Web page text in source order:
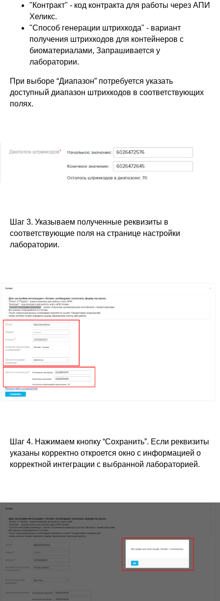
"Контракт" - код контракта для работы через АПИ
Хеликс.
"Способ генерации штрихкода" - вариант
получения штрихкодов для контейнеров с
биоматериалами, Запрашивается у
лаборатории.
При выборе “Диапазон” потребуется указать
доступный диапазон штрихкодов в соответствующих
полях.
Шаг 3. Указываем полученные реквизиты в
соответствующие поля на странице настройки
лаборатории.
Шаг 4. Нажимаем кнопку “Сохранить”. Если реквизиты
указаны корректно откроется окно с информацией о
корректной интеграции с выбранной лабораторией.